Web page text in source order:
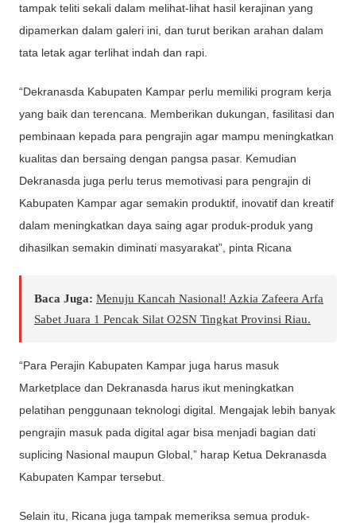
tampak teliti sekali dalam melihat-lihat hasil kerajinan yang
dipamerkan dalam galeri ini, dan turut berikan arahan dalam
tata letak agar terlihat indah dan rapi.
“Dekranasda Kabupaten Kampar perlu memiliki program kerja
yang baik dan terencana. Memberikan dukungan, fasilitasi dan
pembinaan kepada para pengrajin agar mampu meningkatkan
kualitas dan bersaing dengan pangsa pasar. Kemudian
Dekranasda juga perlu terus memotivasi para pengrajin di
Kabupaten Kampar agar semakin produktif, inovatif dan kreatif
dalam meningkatkan daya saing agar produk-produk yang
dihasilkan semakin diminati masyarakat”, pinta Ricana
Baca Juga: Menuju Kancah Nasional! Azkia Zafeera Arfa
Sabet Juara 1 Pencak Silat O2SN Tingkat Provinsi Riau.
“Para Perajin Kabupaten Kampar juga harus masuk
Marketplace dan Dekranasda harus ikut meningkatkan
pelatihan penggunaan teknologi digital. Mengajak lebih banyak
pengrajin masuk pada digital agar bisa menjadi bagian dati
suplicing Nasional maupun Global,” harap Ketua Dekranasda
Kabupaten Kampar tersebut.
Selain itu, Ricana juga tampak memeriksa semua produk-